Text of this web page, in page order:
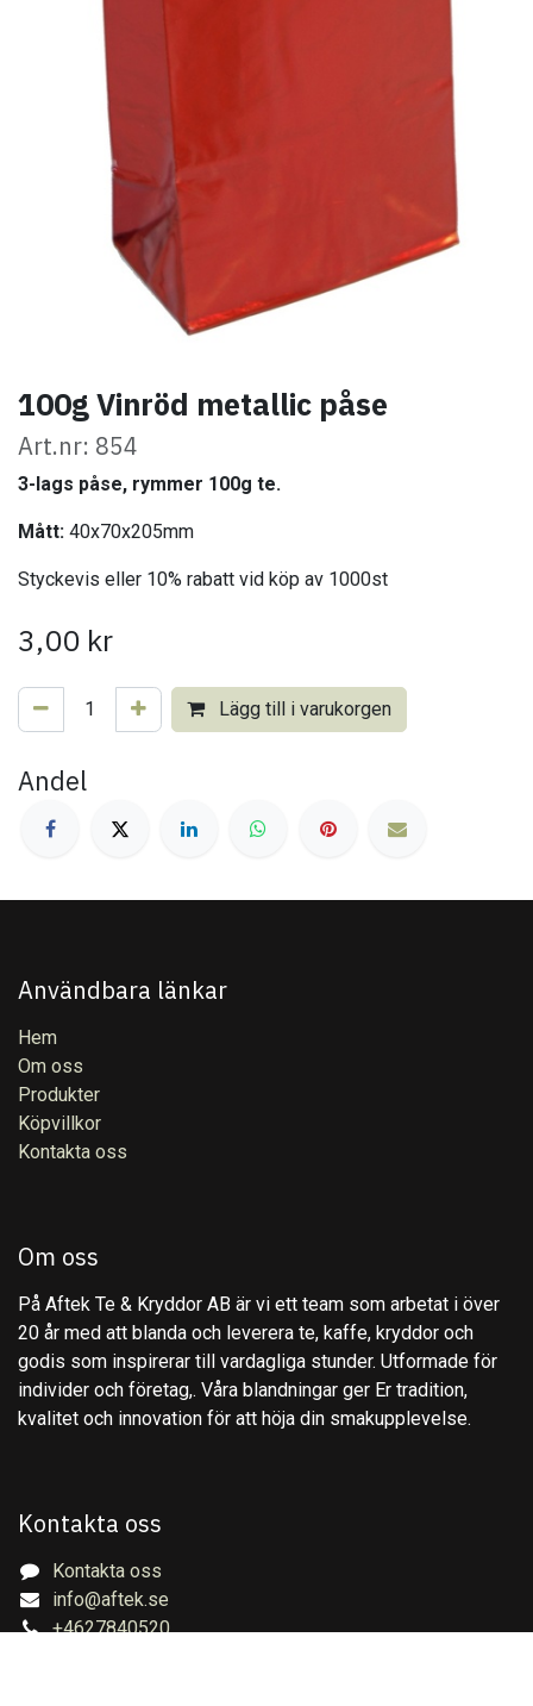
100g Vinröd metallic påse
Art.nr: 854
3-lags påse, rymmer 100g te.
Mått: 40x70x205mm
Styckevis eller 10% rabatt vid köp av 1000st
3,00 kr
Lägg till i varukorgen
Andel
Användbara länkar
Hem
Om oss
Produkter
Köpvillkor
Kontakta oss
Om oss
På Aftek Te & Kryddor AB är vi ett team som arbetat i över
20 år med att blanda och leverera te, kaffe, kryddor och
godis som inspirerar till vardagliga stunder. Utformade för
individer och företag,. Våra blandningar ger Er tradition,
kvalitet och innovation för att höja din smakupplevelse.
Kontakta oss
Kontakta oss
info@aftek.se
+4627840520